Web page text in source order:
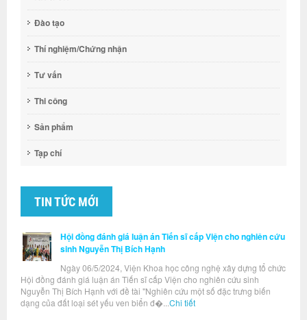
Đào tạo
Thí nghiệm/Chứng nhận
Tư vấn
Thi công
Sản phẩm
Tạp chí
TIN TỨC MỚI
Hội đồng đánh giá luận án Tiến sĩ cấp Viện cho nghiên cứu
sinh Nguyễn Thị Bích Hạnh
Ngày 06/5/2024, Viện Khoa học công nghệ xây dựng tổ chức
Hội đồng đánh giá luận án Tiến sĩ cấp Viện cho nghiên cứu sinh
Nguyễn Thị Bích Hạnh với đề tài "Nghiên cứu một số đặc trưng biến
dạng của đất loại sét yếu ven biển đ�... Chi tiết